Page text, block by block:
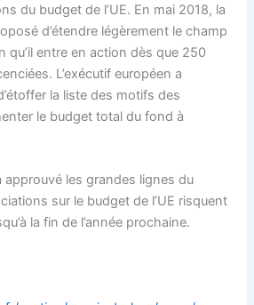
du budget de l’UE. En mai 2018, la
d’étendre légèrement le champ
qu’il entre en action dès que 250
L’exécutif européen a
la liste des motifs des
le budget total du fond à
approuvé les grandes lignes du
sur le budget de l’UE risquent
la fin de l’année prochaine.